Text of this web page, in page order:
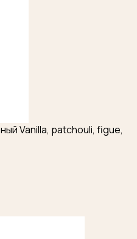
Vanilla, patchouli, figue,